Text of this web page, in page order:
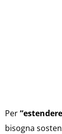
Per
bisogna